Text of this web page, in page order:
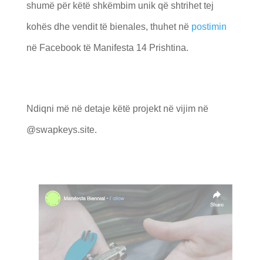
shumë për këtë shkëmbim unik që shtrihet tej
kohës dhe vendit të bienales, thuhet në postimin
në Facebook të Manifesta 14 Prishtina.
Ndiqni më në detaje këtë projekt në vijim në
@swapkeys.site.